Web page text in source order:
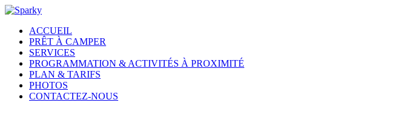
ACCUEIL
PRÊT À CAMPER
SERVICES
PROGRAMMATION & ACTIVITÉS À PROXIMITÉ
PLAN & TARIFS
PHOTOS
CONTACTEZ-NOUS